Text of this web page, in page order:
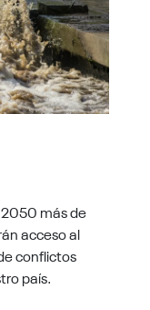
2050 más de
acceso al
conflictos
país.